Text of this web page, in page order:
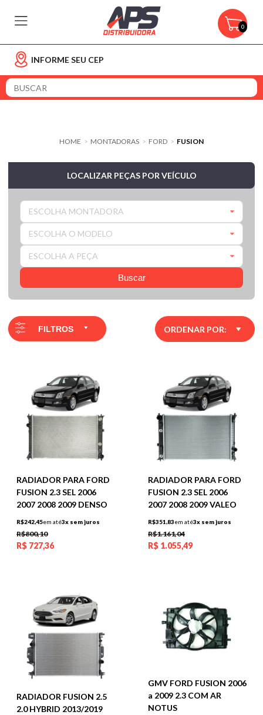
0
INFORME SEU CEP
HOME > MONTADORAS > FORD > FUSION
LOCALIZAR PEÇAS POR VEÍCULO
ESCOLHA MONTADORA
ESCOLHA O MODELO
ESCOLHA A PEÇA
Buscar
FILTROS ORDENAR POR:
RADIADOR PARA FORD
FUSION 2.3 SEL 2006
2007 2008 2009 DENSO
R$242,45em até3x sem juros
R$800,10
R$ 727,36
RADIADOR PARA FORD
FUSION 2.3 SEL 2006
2007 2008 2009 VALEO
R$351,83em até3x sem juros
R$1.161,04
R$ 1.055,49
RADIADOR FUSION 2.5
2.0 HYBRID 2013/2019
GMV FORD FUSION 2006
a 2009 2.3 COM AR
NOTUS